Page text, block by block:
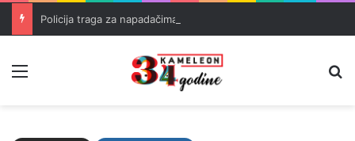
Policija traga za napadačima nakon pucnjave u Brčkom